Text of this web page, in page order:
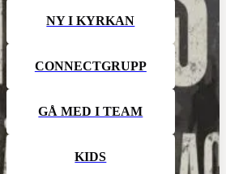
NY I KYRKAN
CONNECTGRUPP
GÅ MED I TEAM
KIDS